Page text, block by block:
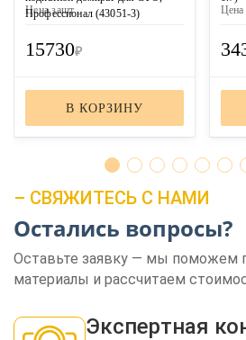
Профессионал (43051-3)
Цена зашт
15730₽
В КОРЗИНУ
Цена
– СВЯЖИТЕСЬ С НАМИ
Остались вопросы?
Оставьте заявку — мы поможем
материалы и рассчитаем
Экспертная
ЗАКАЗАТЬ